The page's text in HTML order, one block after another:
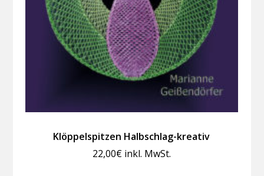
Klöppelspitzen Halbschlag-kreativ
22,00€ inkl. MwSt.